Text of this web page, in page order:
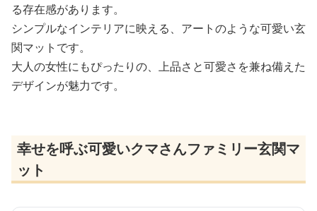
る存在感があります。
シンプルなインテリアに映える、アートのような可愛い玄
関マットです。
大人の女性にもぴったりの、上品さと可愛さを兼ね備えた
デザインが魅力です。
幸せを呼ぶ可愛いクマさんファミリー玄関マ
ット